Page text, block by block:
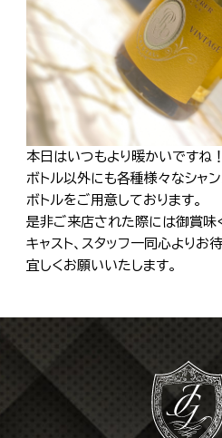
本日はいつもより暖かいですね！
ボトル以外にも各種様々なシャ
ボトルをご用意しております。
是非ご来店された際には御賞味
キャスト、スタッフ一同心よりお
宜しくお願いいたします。